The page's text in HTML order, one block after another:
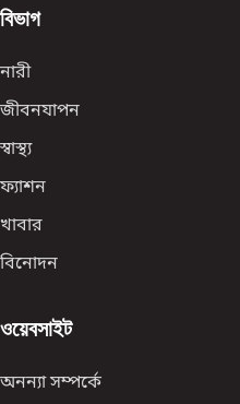
বিভাগ
নারী
জীবনযাপন
স্বাস্থ্য
ফ্যাশন
খাবার
বিনোদন
ওয়েবসাইট
অনন্যা সম্পর্কে